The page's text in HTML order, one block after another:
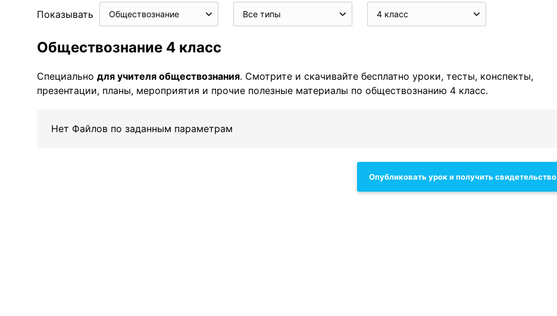
Показывать Обществознание Все типы 4 класс
Обществознание 4 класс
Специально для учителя обществознания. Смотрите и скачивайте бесплатно уроки, тесты, конспекты,
презентации, планы, мероприятия и прочие полезные материалы по обществознанию 4 класс.
Нет Файлов по заданным параметрам
Опубликовать урок и получить свидетельство